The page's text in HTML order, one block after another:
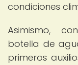
condiciones
Asimismo,
botella de
primeros